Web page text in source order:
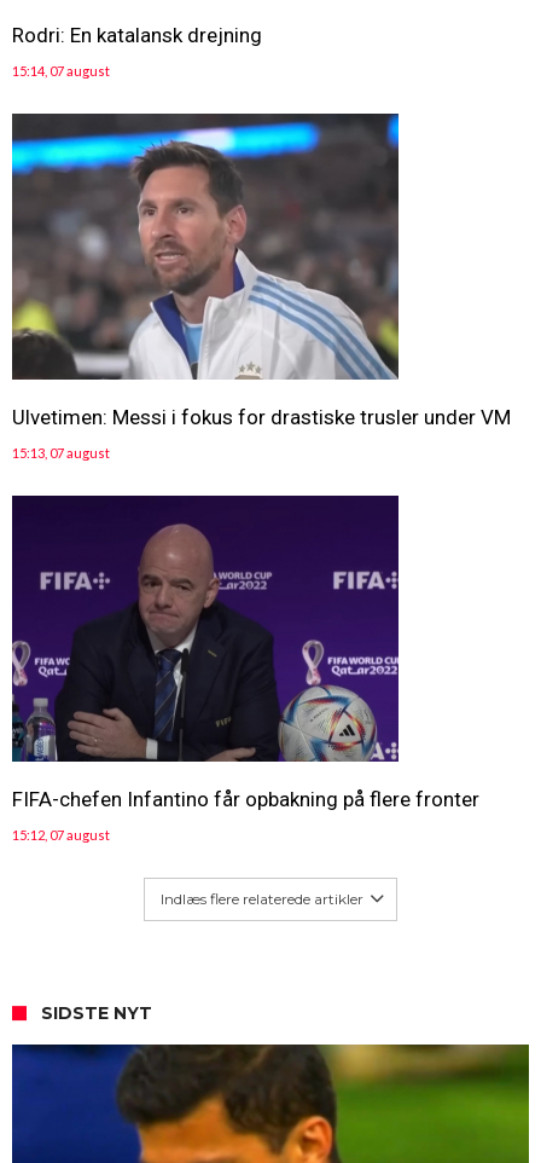
Rodri: En katalansk drejning
15:14, 07 august
Ulvetimen: Messi i fokus for drastiske trusler under VM
15:13, 07 august
FIFA-chefen Infantino får opbakning på flere fronter
15:12, 07 august
Indlæs flere relaterede artikler
SIDSTE NYT